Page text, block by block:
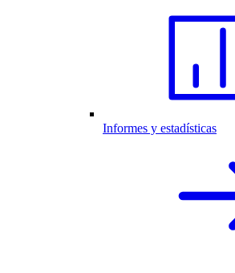
Informes y estadísticas